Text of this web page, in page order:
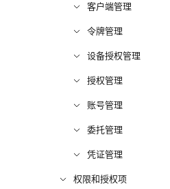
客户端管理
令牌管理
设备授权管理
授权管理
账号管理
委托管理
凭证管理
权限和授权项